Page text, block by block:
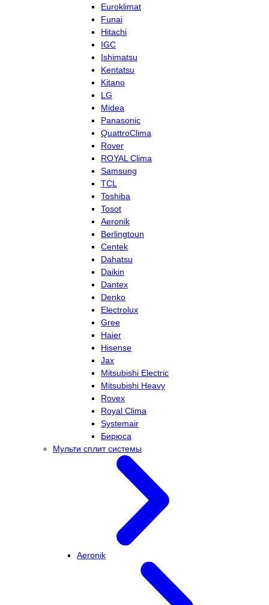
Euroklimat
Funai
Hitachi
IGC
Ishimatsu
Kentatsu
Kitano
LG
Midea
Panasonic
QuattroClima
Rover
ROYAL Clima
Samsung
TCL
Toshiba
Tosot
Aeronik
Berlingtoun
Centek
Dahatsu
Daikin
Dantex
Denko
Electrolux
Gree
Haier
Hisense
Jax
Mitsubishi Electric
Mitsubishi Heavy
Rovex
Royal Clima
Systemair
Бирюса
Мульти сплит системы
Aeronik